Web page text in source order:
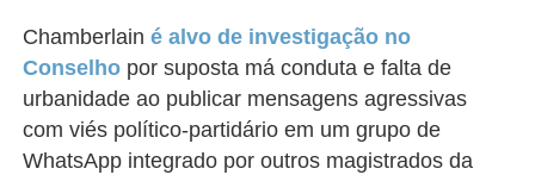
Chamberlainé alvo de investigação no
Conselho por suposta má conduta e falta de
urbanidade ao publicar mensagens agressivas
com viés político-partidário em um grupo de
WhatsApp integrado por outros magistrados da